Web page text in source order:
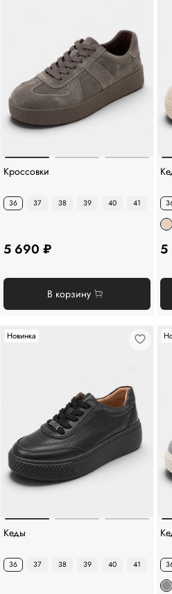
Кроссовки
36 37 38 39 40 41
5 690 ₽
В корзину
5
Новинка
Кеды
36 37 38 39 40 41